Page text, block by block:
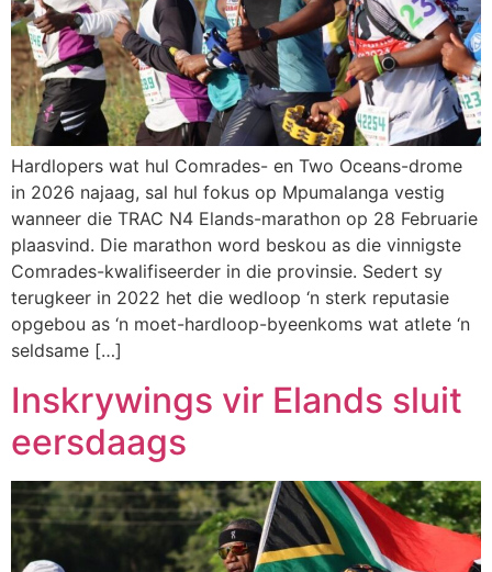
Hardlopers wat hul Comrades- en Two Oceans-drome
in 2026 najaag, sal hul fokus op Mpumalanga vestig
wanneer die TRAC N4 Elands-marathon op 28 Februarie
plaasvind. Die marathon word beskou as die vinnigste
Comrades-kwalifiseerder in die provinsie. Sedert sy
terugkeer in 2022 het die wedloop ‘n sterk reputasie
opgebou as ‘n moet-hardloop-byeenkoms wat atlete ‘n
seldsame […]
Inskrywings vir Elands sluit
eersdaags